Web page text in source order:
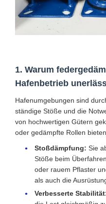
1. Warum
Hafenbetrieb
Hafenumgebungen sind
ständige Stöße und die
von hochwertigen Gütern
oder gedämpfte Rollen
Stoßdämpfung: Sie
Stöße beim
oder rauem Pflaster
als auch die
Verbesserte